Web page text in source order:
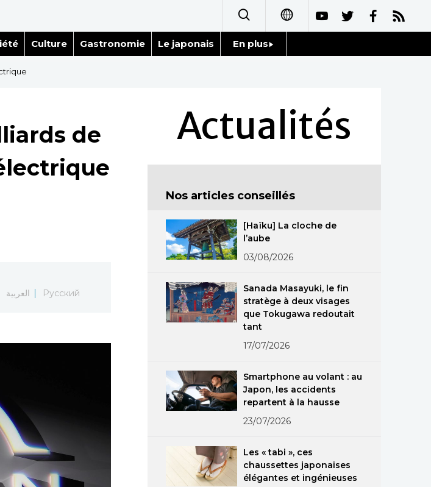
简体字
繁體字
العربية
Culture Gastronomie Le japonais En plus
Personnages
Chroniques
Images
Vidéos
Tokyo
de
العربية Русский
Actualités
Nos articles conseillés
[Haïku] La cloche de
l’aube
03/08/2026
Sanada Masayuki, le fin
stratège à deux visages
que Tokugawa redoutait
tant
17/07/2026
Smartphone au volant : au
Japon, les accidents
repartent à la hausse
23/07/2026
Les « tabi », ces
chaussettes japonaises
élégantes et ingénieuses